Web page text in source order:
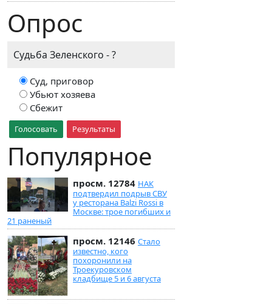
Опрос
Судьба Зеленского - ?
Суд, приговор
Убьют хозяева
Сбежит
Голосовать Результаты
Популярное
просм. 12784 НАК
подтвердил подрыв СВУ
у ресторана Balzi Rossi в
Москве: трое погибших и
21 раненый
просм. 12146 Стало
известно, кого
похоронили на
Троекуровском
кладбище 5 и 6 августа